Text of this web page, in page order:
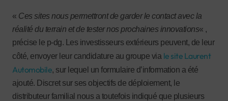
« Ces sites nous permettront de garder le contact avec la
réalité du terrain et de tester nos prochaines innovations« ,
précise le p-dg. Les investisseurs extérieurs peuvent, de leur
côté, envoyer leur candidature au groupe via le site Laurent
Automobile, sur lequel un formulaire d’information a été
ajouté. Discret sur ses objectifs de déploiement, le
distributeur familial nous a toutefois indiqué que plusieurs